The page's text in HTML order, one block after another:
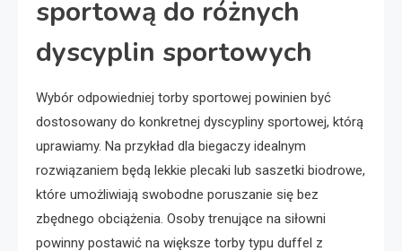
sportową do różnych
dyscyplin sportowych
Wybór odpowiedniej torby sportowej powinien być
dostosowany do konkretnej dyscypliny sportowej, którą
uprawiamy. Na przykład dla biegaczy idealnym
rozwiązaniem będą lekkie plecaki lub saszetki biodrowe,
które umożliwiają swobodne poruszanie się bez
zbędnego obciążenia. Osoby trenujące na siłowni
powinny postawić na większe torby typu duffel z